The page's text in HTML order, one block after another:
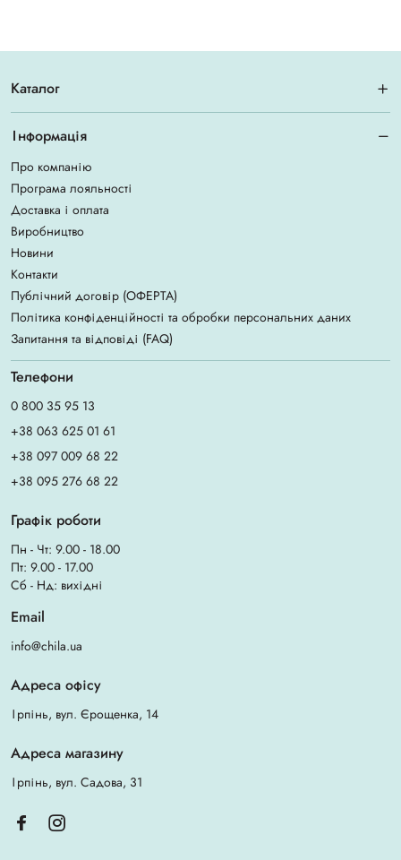
Каталог
Інформація
Про компанію
Програма лояльності
Доставка і оплата
Виробництво
Новини
Контакти
Публічний договір (ОФЕРТА)
Політика конфіденційності та обробки персональних даних
Запитання та відповіді (FAQ)
Телефони
0 800 35 95 13
+38 063 625 01 61
+38 097 009 68 22
+38 095 276 68 22
Графік роботи
Пн - Чт: 9.00 - 18.00
Пт: 9.00 - 17.00
Сб - Нд: вихідні
Email
info@chila.ua
Адреса офісу
Ірпінь, вул. Єрощенка, 14
Адреса магазину
Ірпінь, вул. Садова, 31